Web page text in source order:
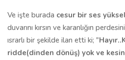
Ve işte burada cesur bir ses
duvarını kırsın ve karanlığın
ısrarlı bir şekilde ilan etti ki; "
ridde(dinden dönüş) yok ve